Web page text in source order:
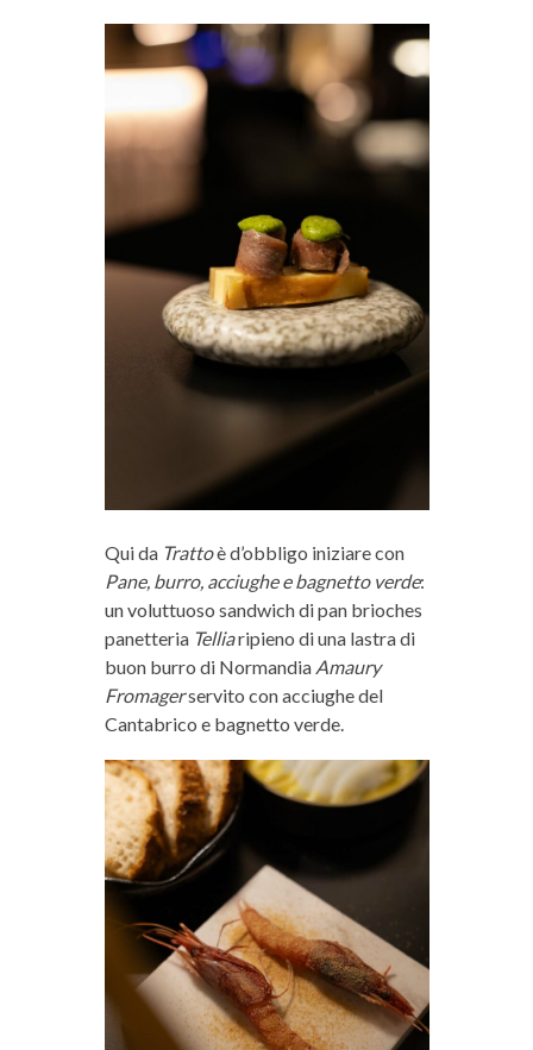
Qui da Trattoè d’obbligo iniziare con
Pane, burro, acciughe e bagnetto verde:
un voluttuoso sandwich di pan brioches
panetteria Telliaripieno di una lastra di
buon burro di Normandia Amaury
Fromagerservito con acciughe del
Cantabrico e bagnetto verde.